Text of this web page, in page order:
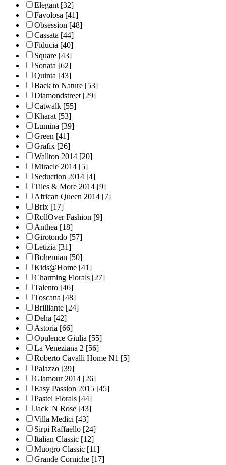
Elegant [32]
Favolosa [41]
Obsession [48]
Cassata [44]
Fiducia [40]
Square [43]
Sonata [62]
Quinta [43]
Back to Nature [53]
Diamondstreet [29]
Catwalk [55]
Kharat [53]
Lumina [39]
Green [41]
Grafix [26]
Wallton 2014 [20]
Miracle 2014 [5]
Seduction 2014 [4]
Tiles & More 2014 [9]
African Queen 2014 [7]
Brix [17]
RollOver Fashion [9]
Anthea [18]
Girotondo [57]
Letizia [31]
Bohemian [50]
Kids@Home [41]
Charming Florals [27]
Talento [46]
Toscana [48]
Brilliante [24]
Deha [42]
Astoria [66]
Opulence Giulia [55]
La Veneziana 2 [56]
Roberto Cavalli Home N1 [5]
Palazzo [39]
Glamour 2014 [26]
Easy Passion 2015 [45]
Pastel Florals [44]
Jack 'N Rose [43]
Villa Medici [43]
Sirpi Raffaello [24]
Italian Classic [12]
Muogro Сlassic [11]
Grande Corniche [17]